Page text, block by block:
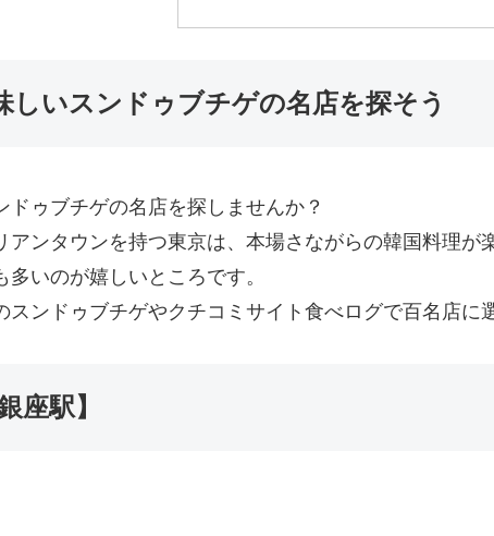
しいスンドゥブチゲの名店を探そう
ゥブチゲの名店を探しませんか？
アンタウンを持つ東京は、本場さながらの韓国料理
いのが嬉しいところです。
スンドゥブチゲやクチコミサイト食べログで百名店に
座駅】